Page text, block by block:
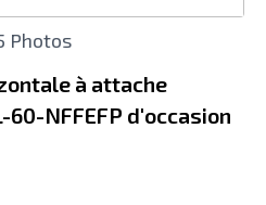
Photos
à attache
NFFEFP d'occasion